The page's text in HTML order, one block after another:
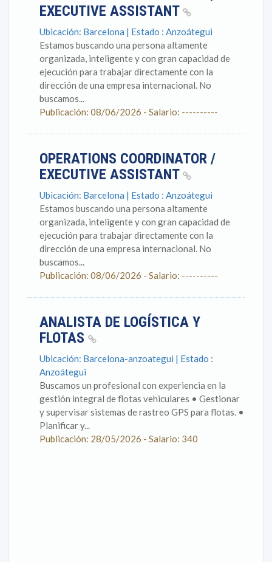
EXECUTIVE ASSISTANT
Ubicación: Barcelona | Estado : Anzoátegui
Estamos buscando una persona altamente
organizada, inteligente y con gran capacidad de
ejecución para trabajar directamente con la
dirección de una empresa internacional. No
buscamos...
Publicación: 08/06/2026 - Salario: ----------
OPERATIONS COORDINATOR /
EXECUTIVE ASSISTANT
Ubicación: Barcelona | Estado : Anzoátegui
Estamos buscando una persona altamente
organizada, inteligente y con gran capacidad de
ejecución para trabajar directamente con la
dirección de una empresa internacional. No
buscamos...
Publicación: 08/06/2026 - Salario: ----------
ANALISTA DE LOGÍSTICA Y
FLOTAS
Ubicación: Barcelona-anzoategui | Estado :
Anzoátegui
Buscamos un profesional con experiencia en la
gestión integral de flotas vehiculares • Gestionar
y supervisar sistemas de rastreo GPS para flotas. •
Planificar y...
Publicación: 28/05/2026 - Salario: 340